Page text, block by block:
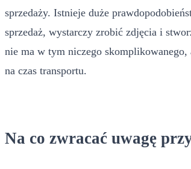
sprzedaży. Istnieje duże
sprzedaż, wystarczy zrobić zdjęcia i
nie ma w tym niczego skomplikowanego,
na czas transportu.
Na co zwracać uwagę